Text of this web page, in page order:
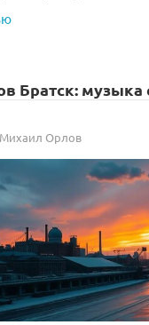
Братск: музыка
Михаил Орлов